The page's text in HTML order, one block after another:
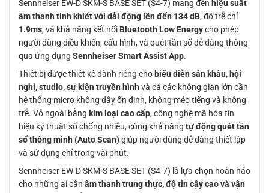
Sennheiser EW-D SKM-S BASE SET (S4-7) mang đến hiệu suất
âm thanh tinh khiết với dải động lên đến 134 dB, độ trễ chỉ
1.9ms, và khả năng kết nối Bluetooth Low Energycho phép
người dùng điều khiển, cấu hình, và quét tần số dễ dàng thông
qua ứng dụng Sennheiser Smart Assist App.
Thiết bị được thiết kế dành riêng cho biểu diễn sân khấu, hội
nghị, studio, sự kiện truyền hình và cả các không gian lớn cần
hệ thống micro không dây ổn định, không méo tiếng và không
trễ. Vỏ ngoài bằng kim loại cao cấp, công nghệ mã hóa tín
hiệu kỹ thuật số chống nhiễu, cùng khả năng tự động quét tần
số thông minh (Auto Scan)giúp người dùng dễ dàng thiết lập
và sử dụng chỉ trong vài phút.
Sennheiser EW-D SKM-S BASE SET (S4-7) là lựa chọn hoàn hảo
cho những ai cần âm thanh trung thực, độ tin cậy cao và vận